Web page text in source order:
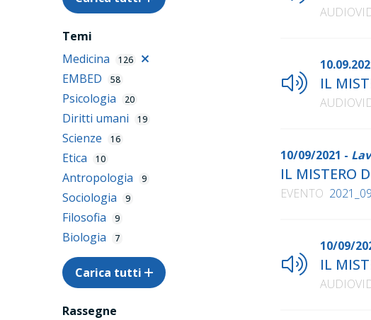
Temi
Medicina
126
EMBED 58
Psicologia 20
Diritti umani 19
Scienze 16
Etica 10
Antropologia 9
Sociologia 9
Filosofia 9
Biologia 7
Carica tutti
Rassegne
IL
10/09/2021 -
IL MISTERO
EVENTO
10/09/
IL